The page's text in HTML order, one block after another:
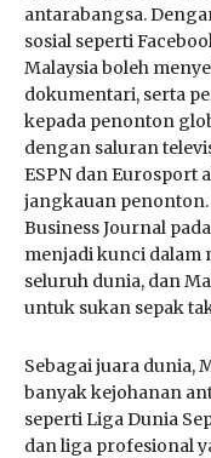
antarabangsa.
sosial seperti
Malaysia boleh
dokumentari, serta
kepada penonton
dengan saluran
ESPN dan Eurosport
jangkauan
Business Journal
menjadi kunci dalam
seluruh dunia, dan
untuk sukan sepak
Sebagai juara dunia,
banyak kejohanan
seperti Liga Dunia
dan liga profesional